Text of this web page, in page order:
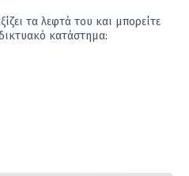
τα λεφτά του και μπορείτε
κατάστημα: